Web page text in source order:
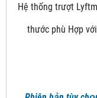
Hệ thống trượt
thước phù Hợp